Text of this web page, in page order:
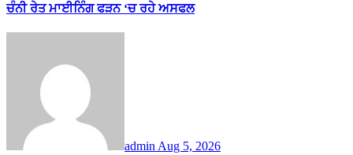
ਚੰਨੀ ਰੇਤ ਮਾਈਨਿੰਗ ਫੜਨ ‘ਚ ਰਹੇ ਅਸਫਲ
admin Aug 5, 2026